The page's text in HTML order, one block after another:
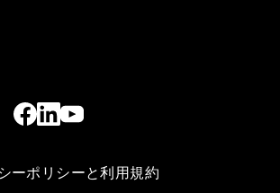
ーポリシーと利用規約